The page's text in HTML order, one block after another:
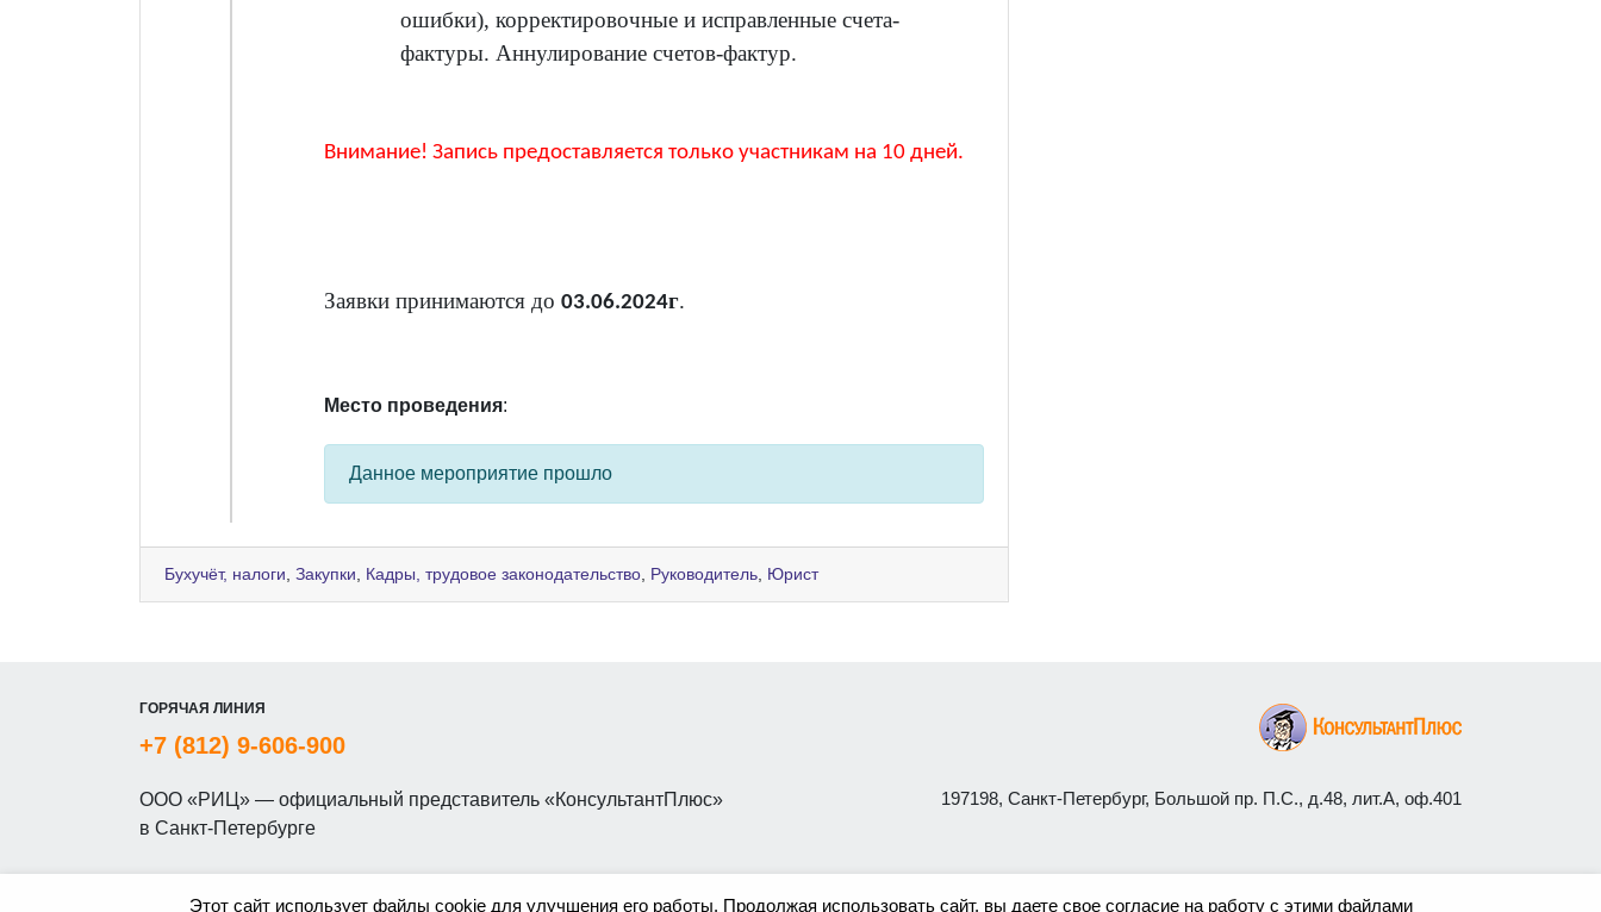
ошибки), корректировочные и исправленные счета-
фактуры. Аннулирование счетов-фактур.
Внимание! Запись предоставляется только участникам на 10 дней.
Заявки принимаются до 03.06.2024г.
Место проведения:
Данное мероприятие прошло
Бухучёт, налоги Закупки Кадры, трудовое законодательство Руководитель Юрист
ГОРЯЧАЯ ЛИНИЯ
+7 (812) 9-606-900
ООО «РИЦ» — официальный представитель «КонсультантПлюс»
в Санкт-Петербурге
197198, Санкт-Петербург, Большой пр. П.С., д.48, лит.А, оф.401
Этот сайт использует файлы cookie для улучшения его работы. Продолжая использовать сайт, вы даете свое согласие на работу с этими файлами